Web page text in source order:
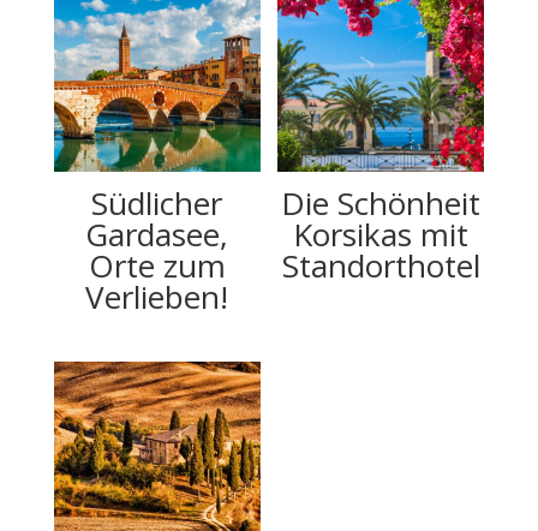
Südlicher
Gardasee,
Orte zum
Verlieben!
Die Schönheit
Korsikas mit
Standorthotel